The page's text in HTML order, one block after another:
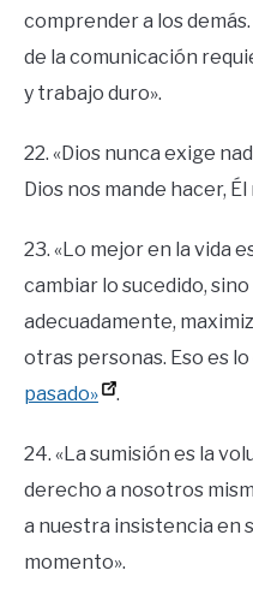
comprender a los
de la comunicación
y trabajo duro».
22. «Dios nunca exige
Dios nos mande hacer,
23. «Lo mejor en la vida
cambiar lo sucedido,
adecuadamente,
otras personas. Eso es
pasado»
.
24. «La sumisión es la
derecho a nosotros
a nuestra insistencia en
momento».